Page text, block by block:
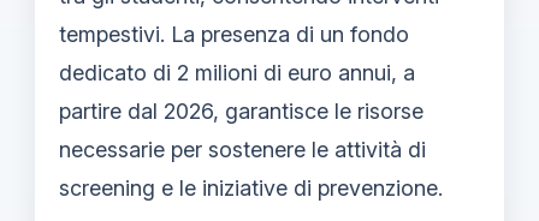
tempestivi. La presenza di un fondo
dedicato di 2 milioni di euro annui, a
partire dal 2026, garantisce le risorse
necessarie per sostenere le attività di
screening e le iniziative di prevenzione.